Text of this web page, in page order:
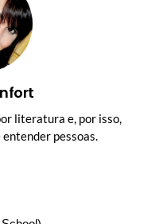
literatura e, por isso,
pessoas.